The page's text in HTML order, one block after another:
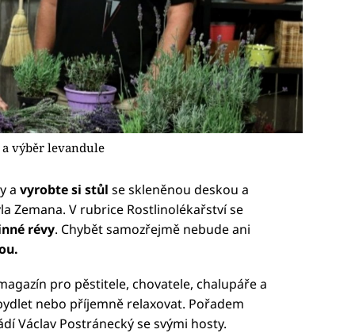
a výběr levandule
a vyrobte si stůl se skleněnou deskou a
Zemana. V rubrice Rostlinolékařství se
révy. Chybět samozřejmě nebude ani
pro pěstitele, chovatele, chalupáře a
nebo příjemně relaxovat. Pořadem
Václav Postránecký se svými hosty.